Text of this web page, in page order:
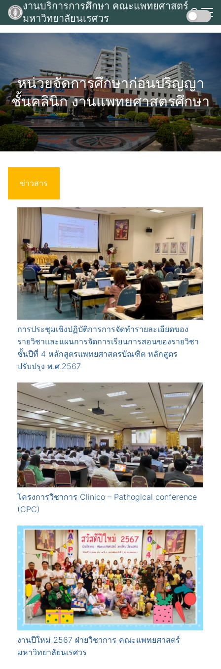
Skip
content
งานบริการการศึกษา คณะแพทยศาสตร์
มหาวิทยาลัยนเรศวร
หน่วยจัดการศึกษาก่อนปริญญา
ชั้นคลินิก งานแพทยศาสตรศึกษา
ข่าวสาร
การประชุมเชิงปฏิบัติการการจัดทำรายละเอียดของ
รายวิชาและแผนการจัดการเรียนการสอนของรายวิชา
ชั้นปีที่ 4 หลักสูตรแพทยศาสตรบัณฑิต หลักสูตร
ปรับปรุง พ.ศ.2567
โครงการวิชาการ Clinico – Pathogical conference
(CPC)
งานปีใหม่ 2567 ฝ่ายวิชาการ คณะแพทยศาสตร์
มหาวิทยาลัยนเรศวร